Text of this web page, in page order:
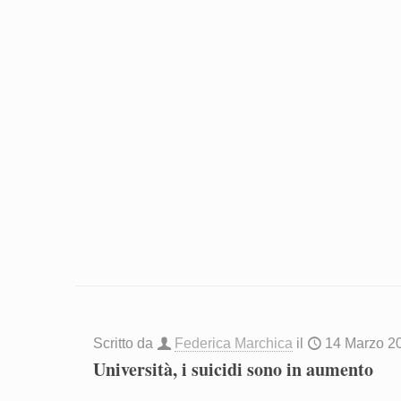
Scritto da Federica Marchica il 14 Marzo
Università, i suicidi sono in aumento